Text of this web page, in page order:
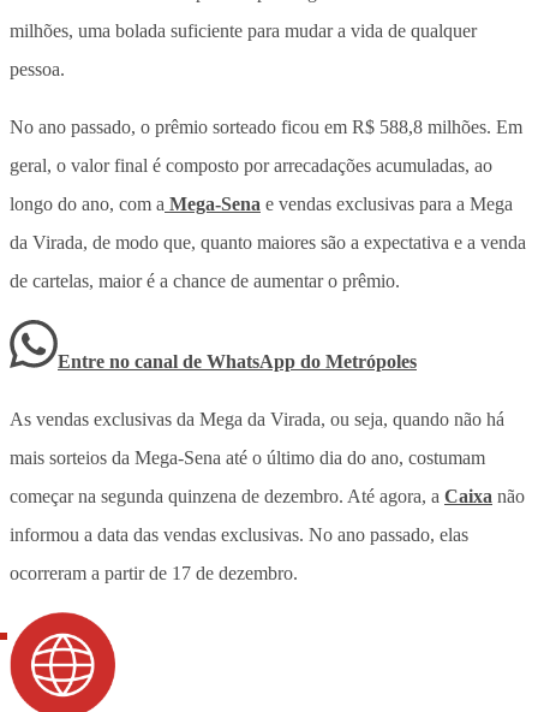
milhões, uma bolada suficiente para mudar a vida de qualquer
pessoa.
No ano passado, o prêmio sorteado ficou em R$ 588,8 milhões. Em
geral, o valor final é composto por arrecadações acumuladas, ao
longo do ano, com a Mega-Sena e vendas exclusivas para a Mega
da Virada, de modo que, quanto maiores são a expectativa e a venda
de cartelas, maior é a chance de aumentar o prêmio.
Entre no canal de WhatsApp do Metrópoles
As vendas exclusivas da Mega da Virada, ou seja, quando não há
mais sorteios da Mega-Sena até o último dia do ano, costumam
começar na segunda quinzena de dezembro. Até agora, a Caixa não
informou a data das vendas exclusivas. No ano passado, elas
ocorreram a partir de 17 de dezembro.